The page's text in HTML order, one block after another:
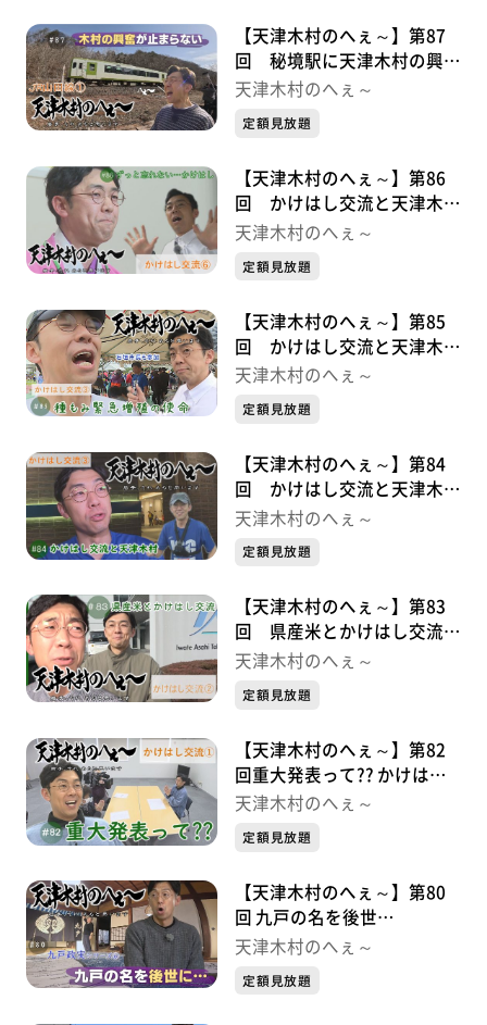
【天津木村のへぇ～】第87
回 秘境駅に天津木村の興奮
が止まらない ＪＲ山田線シ
天津木村のへぇ～
定額見放題
【天津木村のへぇ～】第86
回 かけはし交流と天津木村
かけはし交流シリーズ⑤最終
天津木村のへぇ～
定額見放題
【天津木村のへぇ～】第85
回 かけはし交流と天津木村
かけはし交流シリーズ④
天津木村のへぇ～
定額見放題
【天津木村のへぇ～】第84
回 かけはし交流と天津木村
かけはし交流シリーズ③
天津木村のへぇ～
定額見放題
【天津木村のへぇ～】第83
回 県産米とかけはし交流
かけはし交流シリーズ②
天津木村のへぇ～
定額見放題
【天津木村のへぇ～】第82
回重大発表って?? かけはし
交流シリーズ①
天津木村のへぇ～
定額見放題
【天津木村のへぇ～】第80
回 九戸の名を後世
に・・・ 九戸政実シリーズ
天津木村のへぇ～
定額見放題